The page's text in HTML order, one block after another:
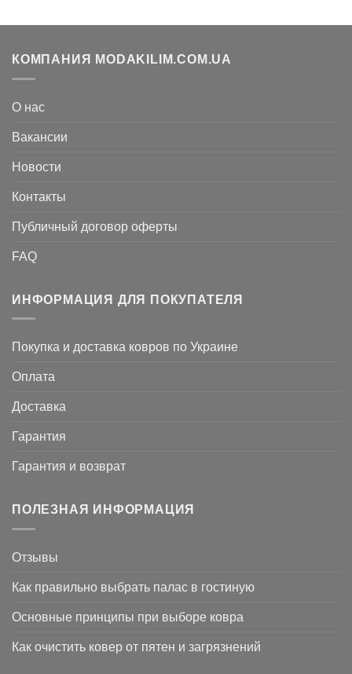
КОМПАНИЯ MODAKILIM.COM.UA
О нас
Вакансии
Новости
Контакты
Публичный договор оферты
FAQ
ИНФОРМАЦИЯ ДЛЯ ПОКУПАТЕЛЯ
Покупка и доставка ковров по Украине
Оплата
Доставка
Гарантия
Гарантия и возврат
ПОЛЕЗНАЯ ИНФОРМАЦИЯ
Отзывы
Как правильно выбрать палас в гостиную
Основные принципы при выборе ковра
Как очистить ковер от пятен и загрязнений